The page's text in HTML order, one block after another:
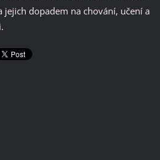
jejich dopadem na chování, učení a